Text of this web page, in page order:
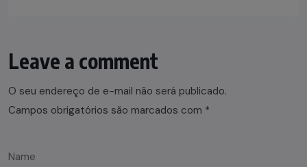
Leave a comment
O seu endereço de e-mail não será publicado.
Campos obrigatórios são marcados com *